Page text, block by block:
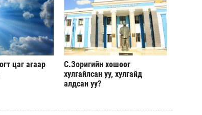
цаг агаар
С.Зоригийн хөшөөг
хулгайлсан уу, хулгайд
алдсан уу?